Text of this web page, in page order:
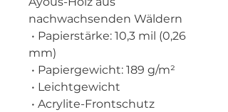
nachwachsenden Wäldern
mm)
• Papiergewicht: 189 g/m²
• Leichtgewicht
• Acrylite-Frontschutz